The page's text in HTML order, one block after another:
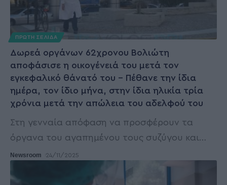
ΠΡΩΤΗ ΣΕΛΙΔΑ
Δωρεά οργάνων 62χρονου Βολιώτη
αποφάσισε η οικογένειά του μετά τον
εγκεφαλικό θάνατό του – Πέθανε την ίδια
ημέρα, τον ίδιο μήνα, στην ίδια ηλικία τρία
χρόνια μετά την απώλεια του αδελφού του
Στη γενναία απόφαση να προσφέρουν τα
όργανα του αγαπημένου τους συζύγου και…
Newsroom 24/11/2025